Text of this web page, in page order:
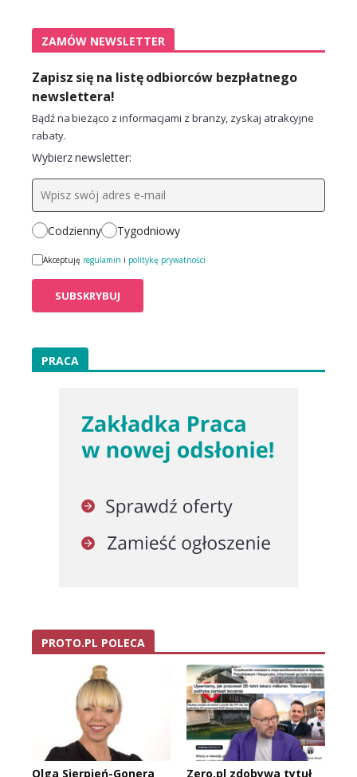
ZAMÓW NEWSLETTER
Zapisz się na listę odbiorców bezpłatnego
newslettera!
Bądź na bieżąco z informacjami z branży, zyskaj atrakcyjne
rabaty.
Wybierz newsletter:
Codzienny Tygodniowy
Akceptuję regulamin i politykę prywatności
PRACA
PROTO.PL POLECA
Olga Sierpień-Gonera
Zero.pl zdobywa tytuł